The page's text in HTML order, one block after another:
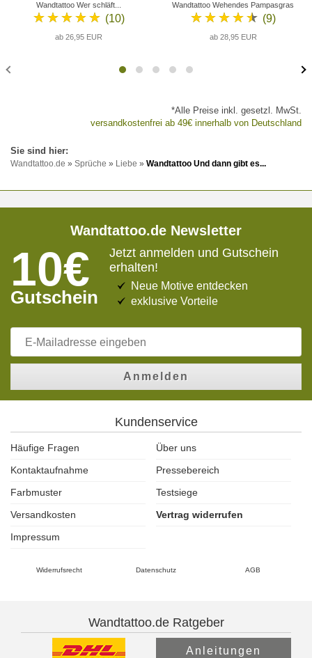
Wandtattoo Wer schläft...
★★★★★ (10)
ab 26,95 EUR
Wandtattoo Wehendes Pampasgras
★★★★★ (9)
ab 28,95 EUR
*Alle Preise inkl. gesetzl. MwSt.
versandkostenfrei ab 49€ innerhalb von Deutschland
Wandtattoo.de » Sprüche » Liebe » Wandtattoo Und dann gibt es...
Wandtattoo.de Newsletter
10€
Gutschein
Jetzt anmelden und Gutschein
erhalten!
Neue Motive entdecken
exklusive Vorteile
Anmelden
Kundenservice
Häufige Fragen
Über uns
Kontaktaufnahme
Pressebereich
Farbmuster
Testsiege
Versandkosten
Vertrag widerrufen
Impressum
Widerrufsrecht Datenschutz AGB
Wandtattoo.de Ratgeber
Anleitungen